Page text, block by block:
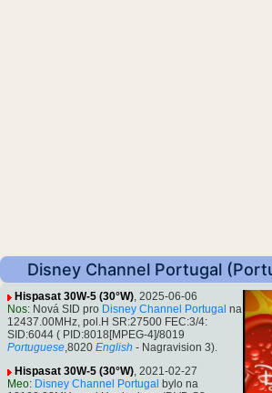
Disney Channel Portugal
Hispasat 30W-5 (30°W), 2025-06-06
Nos: Nová SID pro Disney Channel Portugal na
12437.00MHz, pol.H SR:27500 FEC:3/4:
SID:6044 ( PID:8018[MPEG-4]/8019
Portuguese,8020 English - Nagravision 3).
Hispasat 30W-5 (30°W), 2021-02-27
Meo: Disney Channel Portugal bylo na